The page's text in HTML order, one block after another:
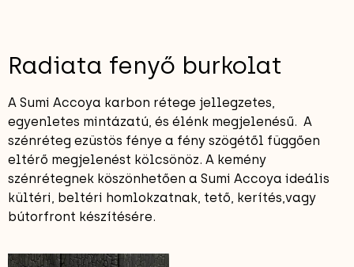
Radiata fenyő burkolat
A Sumi Accoya karbon rétege jellegzetes,
egyenletes mintázatú, és élénk megjelenésű. A
szénréteg ezüstös fénye a fény szögétől függően
eltérő megjelenést kölcsönöz. A kemény
szénrétegnek köszönhetően a Sumi Accoya ideális
kültéri, beltéri homlokzatnak, tető, kerítés,vagy
bútorfront készítésére.